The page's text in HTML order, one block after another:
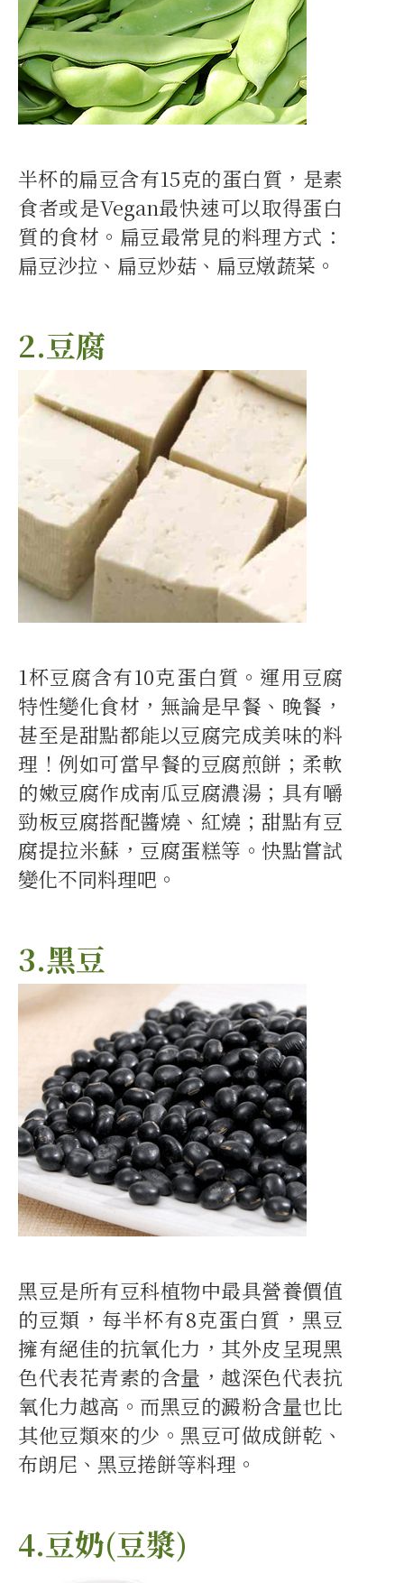
半杯的扁豆含有15克的蛋白質，是素
食者或是Vegan最快速可以取得蛋白
質的食材。扁豆最常見的料理方式：
扁豆沙拉、扁豆炒菇、扁豆燉蔬菜。
2.豆腐
1杯豆腐含有10克蛋白質。運用豆腐
特性變化食材，無論是早餐、晚餐，
甚至是甜點都能以豆腐完成美味的料
理！例如可當早餐的豆腐煎餅；柔軟
的嫩豆腐作成南瓜豆腐濃湯；具有嚼
勁板豆腐搭配醬燒、紅燒；甜點有豆
腐提拉米蘇，豆腐蛋糕等。快點嘗試
變化不同料理吧。
3.黑豆
黑豆是所有豆科植物中最具營養價值
的豆類，每半杯有8克蛋白質，黑豆
擁有絕佳的抗氧化力，其外皮呈現黑
色代表花青素的含量，越深色代表抗
氧化力越高。而黑豆的澱粉含量也比
其他豆類來的少。黑豆可做成餅乾、
布朗尼、黑豆捲餅等料理。
4.豆奶(豆漿)